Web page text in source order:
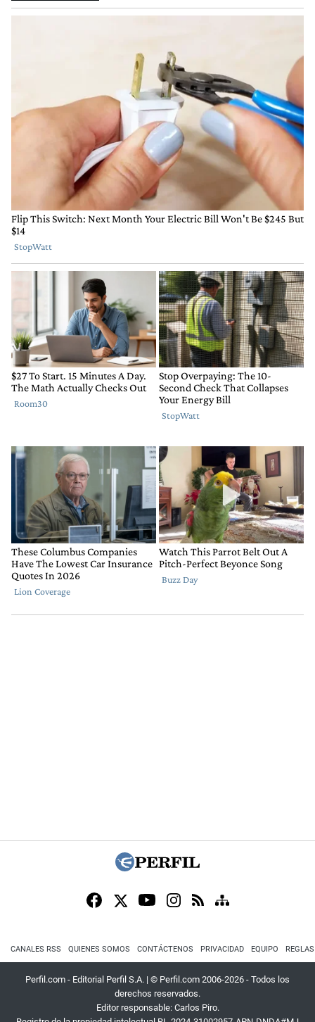
CANALES RSS QUIENES SOMOS CONTÁCTENOS PRIVACIDAD EQUIPO
Perfil.com - Editorial Perfil S.A. | © Perfil.com 2006-2026 - Todos los
derechos reservados.
Editor responsable: Carlos Piro.